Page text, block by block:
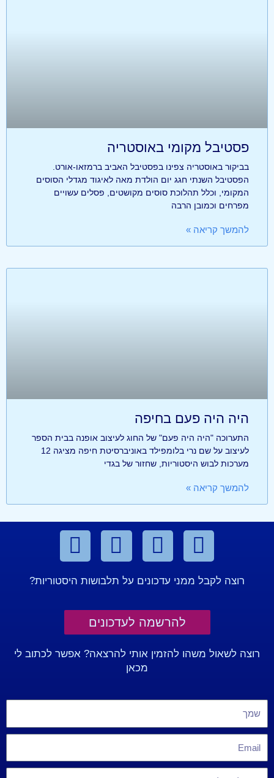
פסטיבל מקומי באוסטריה
בביקור באוסטריה צפינו בפסטיבל האביב ברמזאו-אורט.
הפסטיבל השנתי חגג יום הולדת מאה לאיגוד מגדלי הסוסים
המקומי, וכלל תהלוכת סוסים מקושטים, פסלים עשויים
מפרחים וכמובן הרבה
להמשך קריאה »
היה היה פעם בחיפה
התערוכה "היה היה פעם" של החוג לעיצוב אופנה בבית הספר
לעיצוב על שם נרי בלומפילד באוניברסיטת חיפה מציגה 12
מערכות לבוש היסטוריות, שחזור של בגדי
להמשך קריאה »
רוצה לקבל ממני עדכונים על תלבושות היסטוריות?
להרשמה לעדכונים
רוצה לשאול משהו להזמין אותי להרצאה? אפשר לכתוב לי
מכאן